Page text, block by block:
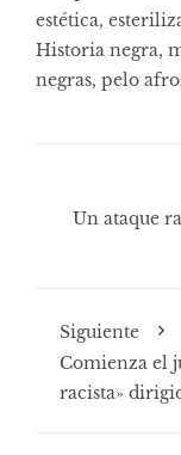
estética,
Historia negra,
negras, pelo afro
Un ataque
Siguiente
Comienza el
racista»